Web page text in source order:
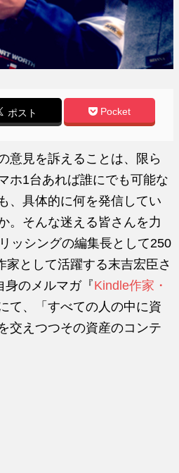
ポスト Pocket
意見を訴えることは、限ら
ホ1台あれば誰にでも可能な
、具体的に何を発信してい
。そんな迷える皆さんを力
ッシングの編集長として250
として活躍する末吉宏臣さ
身のメルマガ『Kindle作家・
て、「すべての人の中に資
交えつつその資産のコンテ